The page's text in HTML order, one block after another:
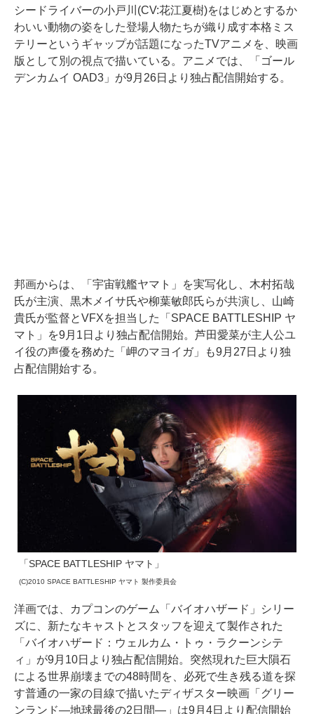
シードライバーの小戸川(CV:花江夏樹)をはじめとするか
わいい動物の姿をした登場人物たちが織り成す本格ミス
テリーというギャップが話題になったTVアニメを、映画
版として別の視点で描いている。アニメでは、「ゴール
デンカムイ OAD3」が9月26日より独占配信開始する。
邦画からは、「宇宙戦艦ヤマト」を実写化し、木村拓哉
氏が主演、黒木メイサ氏や柳葉敏郎氏らが共演し、山崎
貴氏が監督とVFXを担当した「SPACE BATTLESHIP ヤ
マト」を9月1日より独占配信開始。芦田愛菜が主人公ユ
イ役の声優を務めた「岬のマヨイガ」も9月27日より独
占配信開始する。
「SPACE BATTLESHIP ヤマト」
(C)2010 SPACE BATTLESHIP ヤマト 製作委員会
洋画では、カプコンのゲーム「バイオハザード」シリー
ズに、新たなキャストとスタッフを迎えて製作された
「バイオハザード：ウェルカム・トゥ・ラクーンシテ
ィ」が9月10日より独占配信開始。突然現れた巨大隕石
による世界崩壊までの48時間を、必死で生き残る道を探
す普通の一家の目線で描いたディザスター映画「グリー
ンランド―地球最後の2日間―」は9月4日より配信開始